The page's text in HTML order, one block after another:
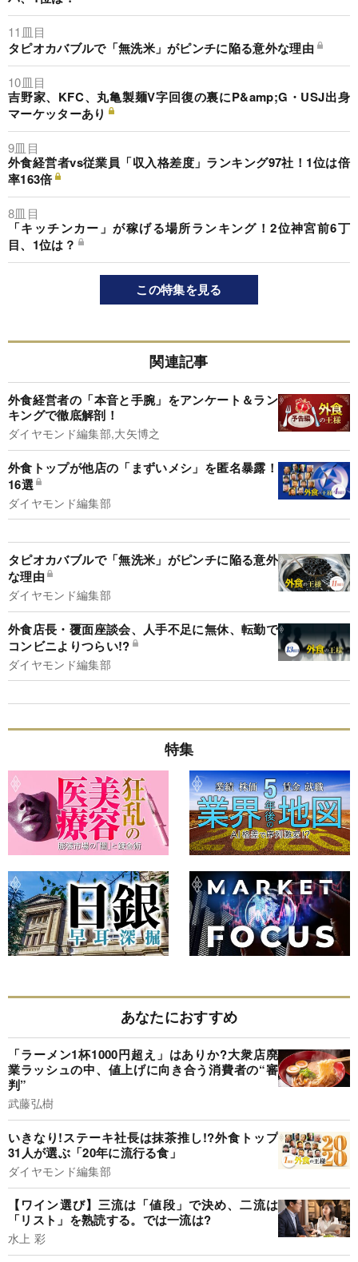
11皿目
タピオカバブルで「無洗米」がピンチに陥る意外な理由
10皿目
吉野家、KFC、丸亀製麺V字回復の裏にP&amp;G・USJ出身
マーケッターあり
9皿目
外食経営者vs従業員「収入格差度」ランキング97社！1位は倍
率163倍
8皿目
「キッチンカー」が稼げる場所ランキング！2位神宮前6丁
目、1位は？
この特集を見る
関連記事
外食経営者の「本音と手腕」をアンケート＆ラン
キングで徹底解剖！
ダイヤモンド編集部,大矢博之
外食トップが他店の「まずいメシ」を匿名暴露！
16選
ダイヤモンド編集部
タピオカバブルで「無洗米」がピンチに陥る意外
な理由
ダイヤモンド編集部
外食店長・覆面座談会、人手不足に無休、転勤で
コンビニよりつらい!?
ダイヤモンド編集部
特集
あなたにおすすめ
「ラーメン1杯1000円超え」はありか?大衆店廃
業ラッシュの中、値上げに向き合う消費者の“審
判”
武藤弘樹
いきなり!ステーキ社長は抹茶推し!?外食トップ
31人が選ぶ「20年に流行る食」
ダイヤモンド編集部
【ワイン選び】三流は「値段」で決め、二流は
「リスト」を熟読する。では一流は?
水上 彩